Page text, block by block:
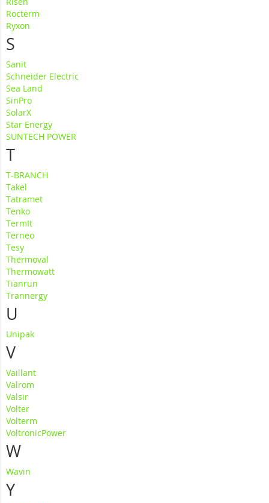
Rocterm
Ryxon
S
Sanit
Schneider Electric
Sea Land
SinPro
SolarX
Star Energy
SUNTECH POWER
T
T-BRANCH
Takel
Tatramet
Tenko
TermIt
Terneo
Tesy
Thermoval
Thermowatt
Tianrun
Trannergy
U
Unipak
V
Vaillant
Valrom
Valsir
Volter
Volterm
VoltronicPower
W
Wavin
Y